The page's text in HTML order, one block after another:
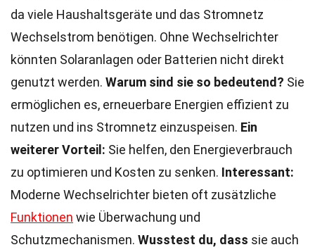
da viele Haushaltsgeräte und das Stromnetz
Wechselstrom benötigen. Ohne Wechselrichter
könnten Solaranlagen oder Batterien nicht direkt
genutzt werden. Warum sind sie so bedeutend? Sie
ermöglichen es, erneuerbare Energien effizient zu
nutzen und ins Stromnetz einzuspeisen. Ein
weiterer Vorteil: Sie helfen, den Energieverbrauch
zu optimieren und Kosten zu senken. Interessant:
Moderne Wechselrichter bieten oft zusätzliche
Funktionen wie Überwachung und
Schutzmechanismen. Wusstest du, dass sie auch